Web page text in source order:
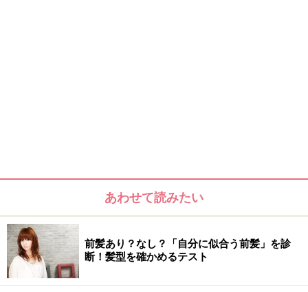
あわせて読みたい
前髪あり？なし？「自分に似合う前髪」を診
断！髪型を確かめるテスト